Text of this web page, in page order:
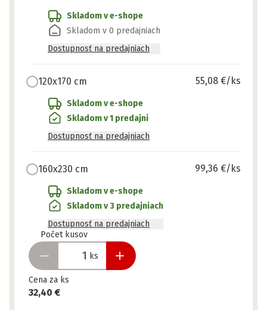
Skladom v e-shope
Skladom v 0 predajniach
Dostupnosť na predajniach
120x170 cm 55,08 €/ks
Skladom v e-shope
Skladom v 1 predajni
Dostupnosť na predajniach
160x230 cm 99,36 €/ks
Skladom v e-shope
Skladom v 3 predajniach
Dostupnosť na predajniach
Počet kusov
ks
Pripravené
Cena za ks
32,40 €